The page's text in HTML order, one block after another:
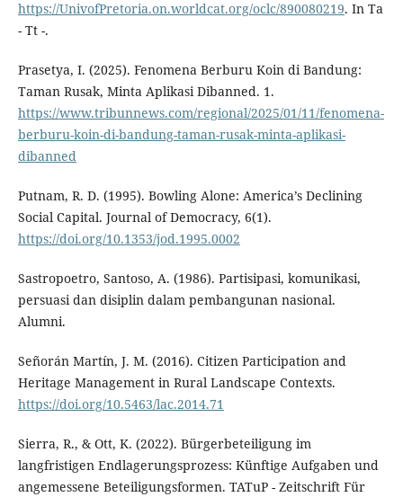
https://UnivofPretoria.on.worldcat.org/oclc/890080219. In Ta
- Tt -.
Prasetya, I. (2025). Fenomena Berburu Koin di Bandung:
Taman Rusak, Minta Aplikasi Dibanned. 1.
https://www.tribunnews.com/regional/2025/01/11/fenomena-
berburu-koin-di-bandung-taman-rusak-minta-aplikasi-
dibanned
Putnam, R. D. (1995). Bowling Alone: America’s Declining
Social Capital. Journal of Democracy, 6(1).
https://doi.org/10.1353/jod.1995.0002
Sastropoetro, Santoso, A. (1986). Partisipasi, komunikasi,
persuasi dan disiplin dalam pembangunan nasional.
Alumni.
Señorán Martín, J. M. (2016). Citizen Participation and
Heritage Management in Rural Landscape Contexts.
https://doi.org/10.5463/lac.2014.71
Sierra, R., & Ott, K. (2022). Bürgerbeteiligung im
langfristigen Endlagerungsprozess: Künftige Aufgaben und
angemessene Beteiligungsformen. TATuP - Zeitschrift Für